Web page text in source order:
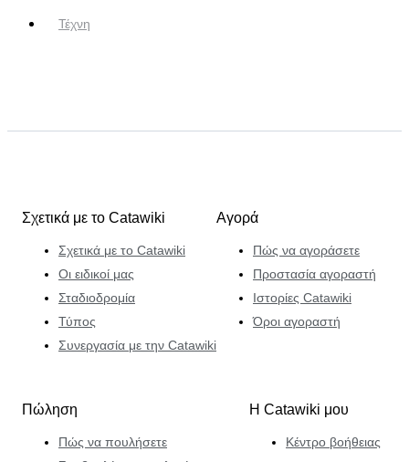
Τέχνη
Σχετικά με το Catawiki
Σχετικά με το Catawiki
Οι ειδικοί μας
Σταδιοδρομία
Τύπος
Συνεργασία με την Catawiki
Αγορά
Πώς να αγοράσετε
Προστασία αγοραστή
Ιστορίες Catawiki
Όροι αγοραστή
Πώληση
Πώς να πουλήσετε
Η Catawiki μου
Κέντρο βοήθειας